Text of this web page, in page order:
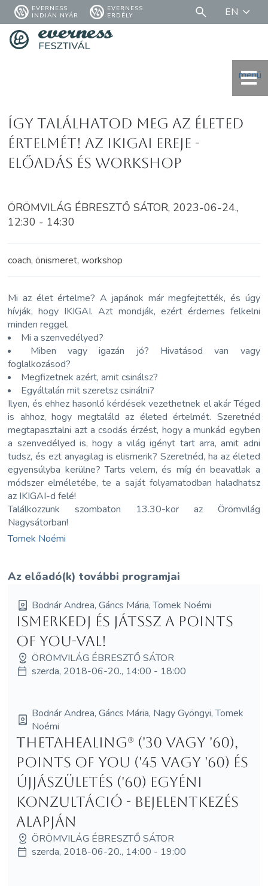
EVERNESS
INDIÁN NYÁR
EVERNESS
ERDÉLY
EN
menü
Így találhatod meg az életed
értelmét! Az IKIGAI ereje -
előadás és workshop
ÖRÖMVILÁG ÉBRESZTŐ SÁTOR, 2023-06-24.,
12:30 - 14:30
coach, önismeret, workshop
Mi az élet értelme? A japánok már megfejtették, és úgy
hívják, hogy IKIGAI. Azt mondják, ezért érdemes felkelni
minden reggel.
Mi a szenvedélyed?
Miben vagy igazán jó? Hivatásod van vagy
foglalkozásod?
Megfizetnek azért, amit csinálsz?
Egyáltalán mit szeretsz csinálni?
Ilyen, és ehhez hasonló kérdések vezethetnek el akár Téged
is ahhoz, hogy megtaláld az életed értelmét. Szeretnéd
megtapasztalni azt a csodás érzést, hogy a munkád egyben
a szenvedélyed is, hogy a világ igényt tart arra, amit adni
tudsz, és ezt anyagilag is elismerik? Szeretnéd, ha az életed
egyensúlyba kerülne? Tarts velem, és míg én beavatlak a
módszer elméletébe, te a saját folyamatodban haladhatsz
az IKIGAI-d felé!
Találkozzunk szombaton 13.30-kor az Örömvilág
Nagysátorban!
Tomek Noémi
Az előadó(k) további programjai
Bodnár Andrea, Gáncs Mária, Tomek Noémi
Ismerkedj és játssz a Points
of You-val!
ÖRÖMVILÁG ÉBRESZTŐ SÁTOR
szerda, 2018-06-20., 14:00 - 18:00
Bodnár Andrea, Gáncs Mária, Nagy Gyöngyi, Tomek
Noémi
ThetaHealing® ('30 vagy '60),
Points of You ('45 vagy '60) és
Újjászületés ('60) egyéni
konzultáció - bejelentkezés
alapján
ÖRÖMVILÁG ÉBRESZTŐ SÁTOR
szerda, 2018-06-20., 14:00 - 19:00